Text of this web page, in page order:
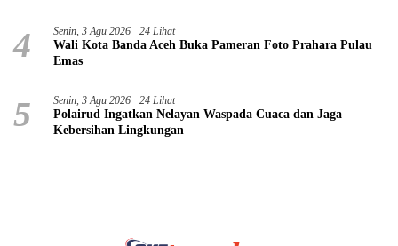
4 Senin, 3 Agu 2026 24 Lihat
Wali Kota Banda Aceh Buka Pameran Foto Prahara Pulau
Emas
5 Senin, 3 Agu 2026 24 Lihat
Polairud Ingatkan Nelayan Waspada Cuaca dan Jaga
Kebersihan Lingkungan